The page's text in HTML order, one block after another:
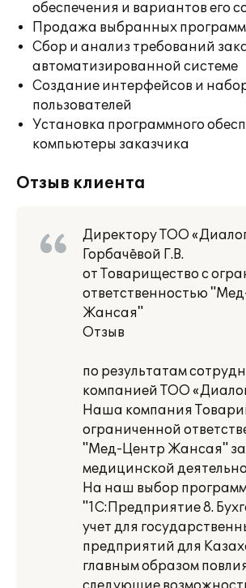
обеспечения и вариантов его
Продажа выбранных
Сбор и анализ требований
автоматизированной системе
Создание интерфейсов и
пользователей
Установка программного
компьютеры заказчика
Отзыв клиента
Директору ТОО
Горбачёвой Г.В.
от Товарищество с
ответственностью
Жансая"
Отзыв
по результатам
компанией ТОО
Наша компания
ограниченной
"Мед-Центр Жансая"
медицинской
На наш выбор
"1С:Предприятие 8.
учет для
предприятий для
главным образом